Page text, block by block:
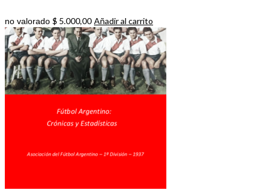
no valorado $ 5.000,00 Añadir al carrito